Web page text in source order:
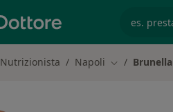
Nutrizionista Napoli Cambia città